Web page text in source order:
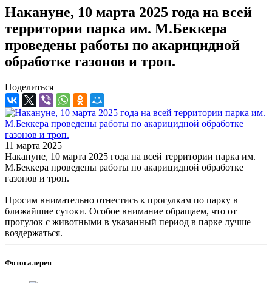
Накануне, 10 марта 2025 года на всей
территории парка им. М.Беккера
проведены работы по акарицидной
обработке газонов и троп.
Поделиться
11 марта 2025
Накануне, 10 марта 2025 года на всей территории парка им.
М.Беккера проведены работы по акарицидной обработке
газонов и троп.
Просим внимательно отнестись к прогулкам по парку в
ближайшие сутоки. Особое внимание обращаем, что от
прогулок с животными в указанный период в парке лучше
воздержаться.
Фотогалерея